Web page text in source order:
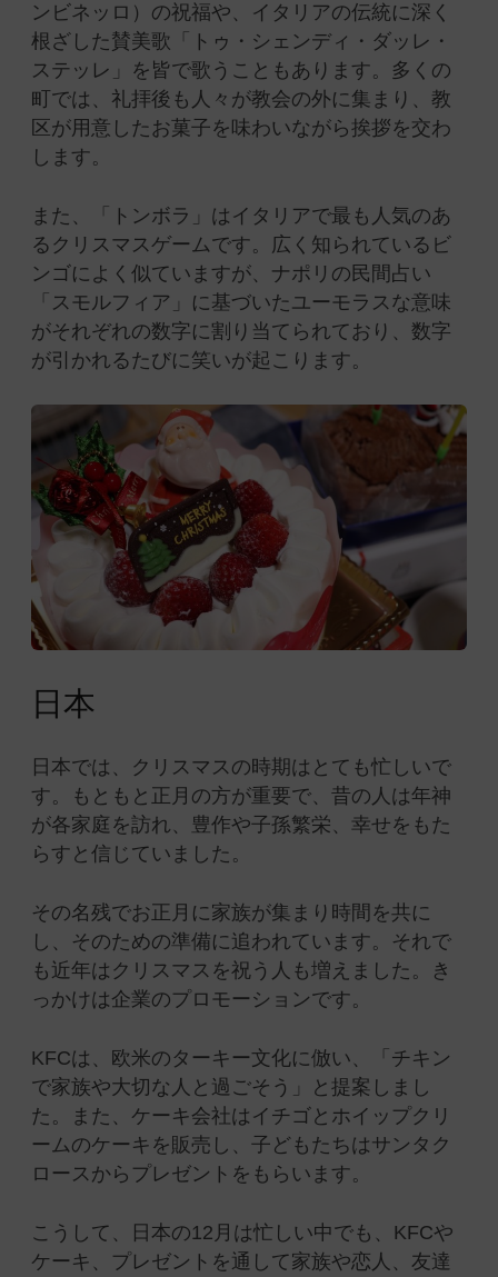
ンビネッロ）の祝福や、イタリアの伝統に深く
根ざした賛美歌「トゥ・シェンディ・ダッレ・
ステッレ」を皆で歌うこともあります。多くの
町では、礼拝後も人々が教会の外に集まり、教
区が用意したお菓子を味わいながら挨拶を交わ
します。
また、「トンボラ」はイタリアで最も人気のあ
るクリスマスゲームです。広く知られているビ
ンゴによく似ていますが、ナポリの民間占い
「スモルフィア」に基づいたユーモラスな意味
がそれぞれの数字に割り当てられており、数字
が引かれるたびに笑いが起こります。
日本
日本では、クリスマスの時期はとても忙しいで
す。もともと正月の方が重要で、昔の人は年神
が各家庭を訪れ、豊作や子孫繁栄、幸せをもた
らすと信じていました。
その名残でお正月に家族が集まり時間を共に
し、そのための準備に追われています。それで
も近年はクリスマスを祝う人も増えました。き
っかけは企業のプロモーションです。
KFCは、欧米のターキー文化に倣い、「チキン
で家族や大切な人と過ごそう」と提案しまし
た。また、ケーキ会社はイチゴとホイップクリ
ームのケーキを販売し、子どもたちはサンタク
ロースからプレゼントをもらいます。
こうして、日本の12月は忙しい中でも、KFCや
ケーキ、プレゼントを通して家族や恋人、友達